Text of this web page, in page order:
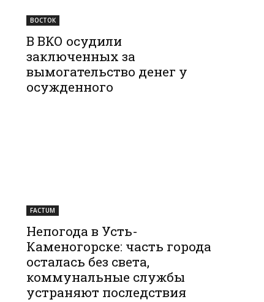
ВОСТОК
В ВКО осудили
заключенных за
вымогательство денег у
осужденного
FACTUM
Непогода в Усть-
Каменогорске: часть города
осталась без света,
коммунальные службы
устраняют последствия